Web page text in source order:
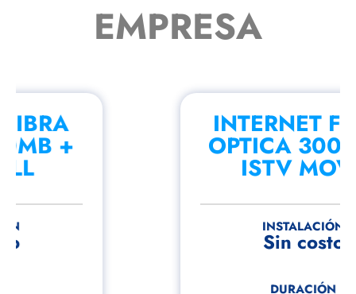
EMPRESA
INTERNET FIBRA
OPTICA 300MB +
ISTV MOVE